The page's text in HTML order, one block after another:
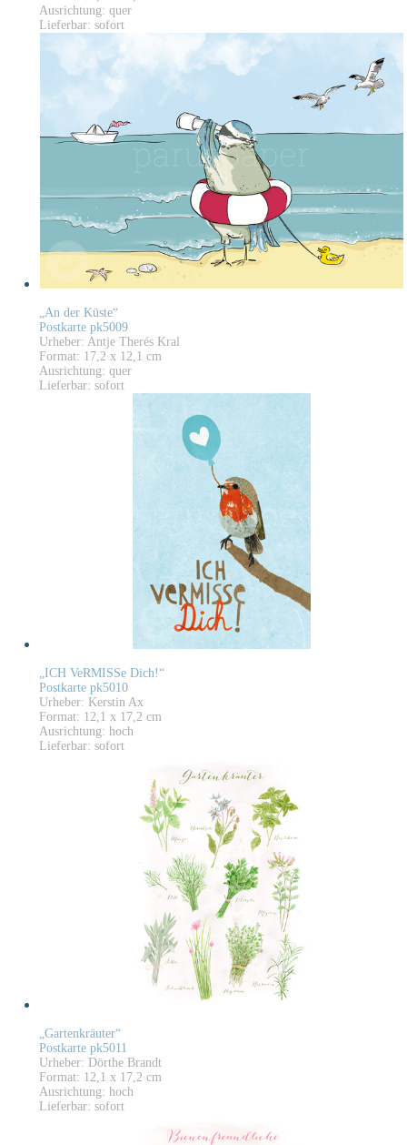
Ausrichtung: quer
Lieferbar: sofort
„An der Küste“
Postkarte pk5009
Urheber: Antje Therés Kral
Format: 17,2 x 12,1 cm
Ausrichtung: quer
Lieferbar: sofort
„ICH VeRMISSe Dich!“
Postkarte pk5010
Urheber: Kerstin Ax
Format: 12,1 x 17,2 cm
Ausrichtung: hoch
Lieferbar: sofort
„Gartenkräuter“
Postkarte pk5011
Urheber: Dörthe Brandt
Format: 12,1 x 17,2 cm
Ausrichtung: hoch
Lieferbar: sofort